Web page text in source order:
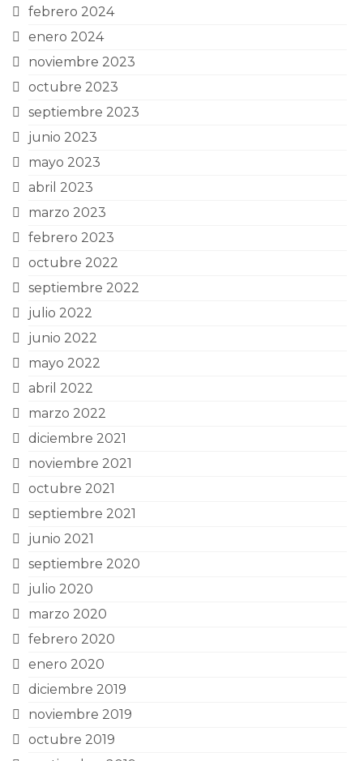
febrero 2024
enero 2024
noviembre 2023
octubre 2023
septiembre 2023
junio 2023
mayo 2023
abril 2023
marzo 2023
febrero 2023
octubre 2022
septiembre 2022
julio 2022
junio 2022
mayo 2022
abril 2022
marzo 2022
diciembre 2021
noviembre 2021
octubre 2021
septiembre 2021
junio 2021
septiembre 2020
julio 2020
marzo 2020
febrero 2020
enero 2020
diciembre 2019
noviembre 2019
octubre 2019